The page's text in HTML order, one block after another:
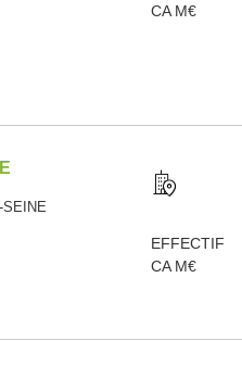
CA M€
SEINE
EFFECTIF
CA M€